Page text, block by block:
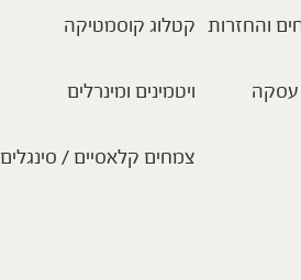
והחזרות
עסקה
קטלוג קוסמטיקה
ויטמינים ומינרלים
צמחים קלאסיים / סינגלים